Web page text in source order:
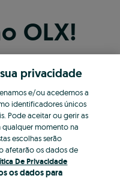
OLX!
o Facebook
o Apple
o Google
privacidade
e/ou acedemos a
identificadores únicos
Pode aceitar ou gerir as
qualquer momento na
escolhas serão
afetarão os dados de
De Privacidade
os dados para